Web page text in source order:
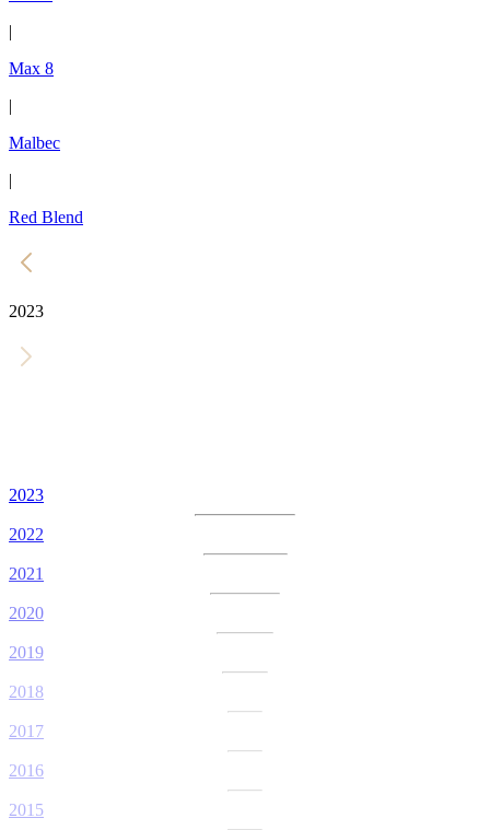
|
Max 8
|
Malbec
|
Red Blend
2023
2023
2022
2021
2020
2019
2018
2017
2016
2015